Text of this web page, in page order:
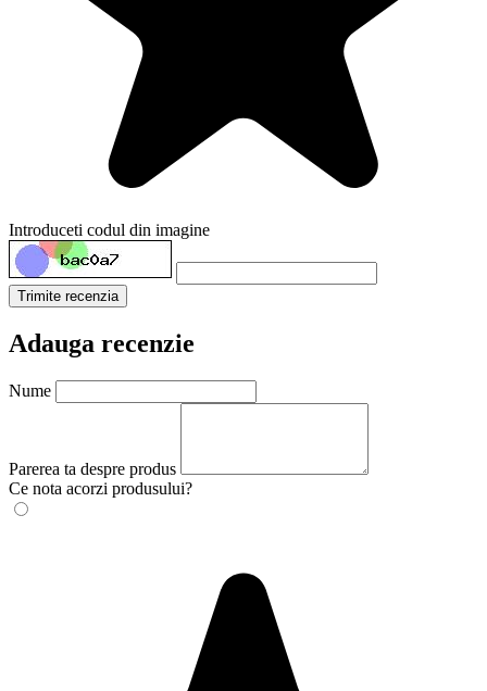
Introduceti codul din imagine
Trimite recenzia
Adauga recenzie
Nume
Parerea ta despre produs
Ce nota acorzi produsului?